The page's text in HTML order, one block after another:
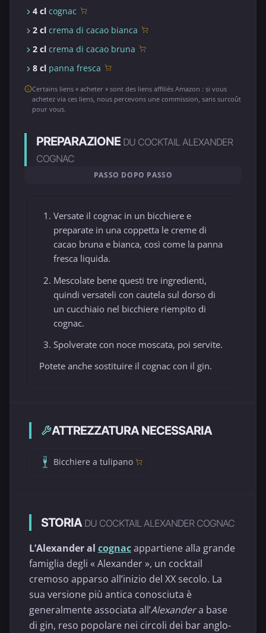
4 cl cognac
2 cl crema di cacao bianca
2 cl crema di cacao bruna
8 cl panna fresca
Certains liens « acheter » sont des liens affiliés Amazon : si vous
achetez via ces liens, nous percevons une commission, sans surcoût
pour vous.
PREPARAZIONE DU COCKTAIL ALEXANDER
COGNAC
PASSO DOPO PASSO
Versate il cognac in un bicchiere e
preparate in una coppetta le creme di
cacao bruna e bianca, così come la panna
fresca liquida.
Mescolate bene questi tre ingredienti,
quindi versateli con cautela sul dorso di
un cucchiaio nel bicchiere riempito di
cognac.
Spolverate con noce moscata, poi servite.
Potete anche sostituire il cognac con il gin.
ATTREZZATURA NECESSARIA
Bicchiere a tulipano
STORIA DU COCKTAIL ALEXANDER COGNAC
L’Alexander al cognacappartiene alla grande
famiglia degli « Alexander », un cocktail
cremoso apparso all’inizio del XX secolo. La
sua versione più antica conosciuta è
generalmente associata all’Alexandera base
di gin, reso popolare nei circoli dei bar anglo-